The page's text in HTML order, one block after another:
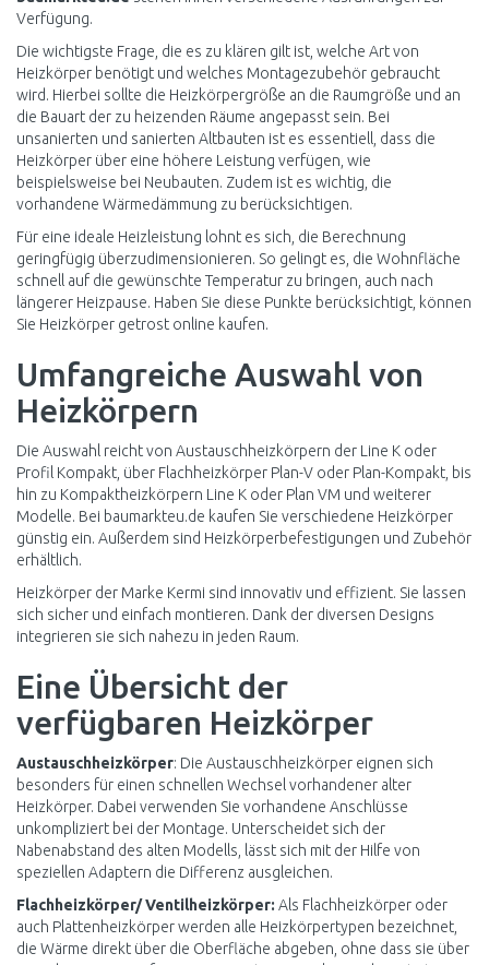
Verfügung.
Die wichtigste Frage, die es zu klären gilt ist, welche Art von
Heizkörper benötigt und welches Montagezubehör gebraucht
wird. Hierbei sollte die Heizkörpergröße an die Raumgröße und an
die Bauart der zu heizenden Räume angepasst sein. Bei
unsanierten und sanierten Altbauten ist es essentiell, dass die
Heizkörper über eine höhere Leistung verfügen, wie
beispielsweise bei Neubauten. Zudem ist es wichtig, die
vorhandene Wärmedämmung zu berücksichtigen.
Für eine ideale Heizleistung lohnt es sich, die Berechnung
geringfügig überzudimensionieren. So gelingt es, die Wohnfläche
schnell auf die gewünschte Temperatur zu bringen, auch nach
längerer Heizpause. Haben Sie diese Punkte berücksichtigt, können
Sie Heizkörper getrost online kaufen.
Umfangreiche Auswahl von
Heizkörpern
Die Auswahl reicht von Austauschheizkörpern der Line K oder
Profil Kompakt, über Flachheizkörper Plan-V oder Plan-Kompakt, bis
hin zu Kompaktheizkörpern Line K oder Plan VM und weiterer
Modelle. Bei baumarkteu.de kaufen Sie verschiedene Heizkörper
günstig ein. Außerdem sind Heizkörperbefestigungen und Zubehör
erhältlich.
Heizkörper der Marke Kermi sind innovativ und effizient. Sie lassen
sich sicher und einfach montieren. Dank der diversen Designs
integrieren sie sich nahezu in jeden Raum.
Eine Übersicht der
verfügbaren Heizkörper
Austauschheizkörper: Die Austauschheizkörper eignen sich
besonders für einen schnellen Wechsel vorhandener alter
Heizkörper. Dabei verwenden Sie vorhandene Anschlüsse
unkompliziert bei der Montage. Unterscheidet sich der
Nabenabstand des alten Modells, lässt sich mit der Hilfe von
speziellen Adaptern die Differenz ausgleichen.
Flachheizkörper/ Ventilheizkörper: Als Flachheizkörper oder
auch Plattenheizkörper werden alle Heizkörpertypen bezeichnet,
die Wärme direkt über die Oberfläche abgeben, ohne dass sie über